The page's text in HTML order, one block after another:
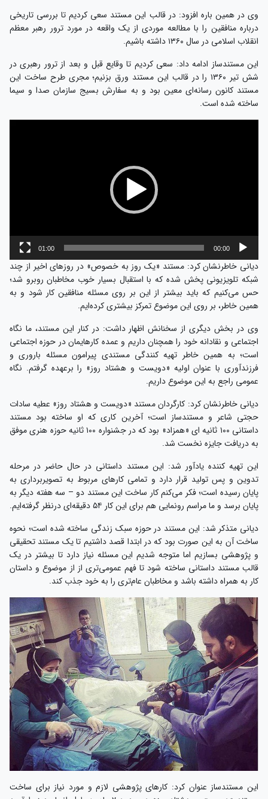
وی در همین باره افزود: در قالب این مستند سعی کردیم تا بررسی تاریخی
درباره منافقین را با مطالعه موردی از یک واقعه در مورد ترور رهبر معظم
انقلاب اسلامی در سال ۱۳۶۰ داشته باشیم.
این مستندساز ادامه داد: سعی کردیم تا وقایع قبل و بعد از ترور رهبری در
شش تیر ۱۳۶۰ را در قالب این مستند ورق بزنیم؛ مجری طرح ساخت این
مستند کانون رسانه‌ای معین بود و به سفارش بسیج سازمان صدا و سیما
ساخته شده است.
00:00
01:00
دیانی خاطرنشان کرد: مستند «یک روز به خصوص» در روزهای اخیر از چند
شبکه تلویزیونی پخش شده که با استقبال بسیار خوب مخاطبان روبرو شد؛
حس می‌کنیم که باید بیشتر از این بر روی مسئله منافقین کار شود و به
همین خاطر، بر روی این موضوع تمرکز بیشتری کرده‌ایم.
وی در بخش دیگری از سخنانش اظهار داشت: در کنار این مستند، ما نگاه
اجتماعی و نقادانه خود را همچنان داریم و عمده کارهایمان در حوزه اجتماعی
است؛ به همین خاطر تهیه کنندگی مستندی پیرامون مسئله باروری و
فرزندآوری با عنوان اولیه «دویست و هشتاد روز» را برعهده گرفتم. نگاه
عمومی راجع به این موضوع داریم.
دیانی خاطرنشان کرد: کارگردان مستند «دویست و هشتاد روز» عطیه سادات
حجتی شاعر و مستندساز است؛ آخرین کاری که او ساخته بود مستند
داستانی ۱۰۰ ثانیه ای «همزاد» بود که در جشنواره ۱۰۰ ثانیه حوزه هنری موفق
به دریافت جایزه نخست شد.
این تهیه کننده یادآور شد: این مستند داستانی در حال حاضر در مرحله
تدوین و پس تولید قرار دارد و تمامی کارهای مربوط به تصویربرداری به
پایان رسیده است؛ فکر می‌کنم کار ساخت این مستند دو – سه هفته دیگر به
پایان برسد و ما مراسم رونمایی هم برای این کار ۵۴ دقیقه‌ای درنظر گرفته‌ایم.
دیانی متذکر شد: این مستند در حوزه سبک زندگی ساخته شده است؛ نحوه
ساخت آن به این صورت بود که در ابتدا قصد داشتیم تا یک مستند تحقیقی
و پژوهشی بسازیم اما متوجه شدیم این مسئله نیاز دارد تا بیشتر در یک
قالب مستند داستانی ساخته شود تا فهم عمومی‌تری از از موضوع و داستان
کار به همراه داشته باشد و مخاطبان عام‌تری را به خود جذب کند.
این مستندساز عنوان کرد: کارهای پژوهشی لازم و مورد نیاز برای ساخت